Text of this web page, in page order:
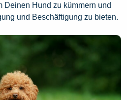
Deinen Hund zu kümmern und
und Beschäftigung zu bieten.